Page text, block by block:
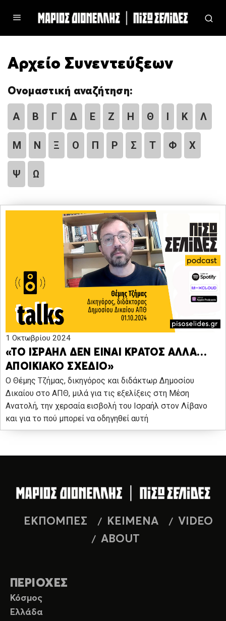
Αρχείο Συνεντεύξεων
Ονομαστική αναζήτηση:
Α Β Γ Δ Ε Ζ Η Θ Ι Κ Λ
Μ Ν Ξ Ο Π Ρ Σ Τ Φ Χ
Ψ Ω
1 Οκτωβρίου 2024
«ΤΟ ΙΣΡΑΗΛ ΔΕΝ ΕΙΝΑΙ ΚΡΑΤΟΣ ΑΛΛΑ…
ΑΠΟΙΚΙΑΚΟ ΣΧΕΔΙΟ»
Ο Θέμης Τζήμας, δικηγόρος και διδάκτωρ Δημοσίου
Δικαίου στο ΑΠΘ, μιλά για τις εξελίξεις στη Μέση
Ανατολή, την χερσαία εισβολή του Ισραήλ στον Λίβανο
και για το πού μπορεί να οδηγηθεί αυτή
ΕΚΠΟΜΠΕΣ ΚΕΙΜΕΝΑ
VIDEO
ABOUT
ΠΕΡΙΟΧΕΣ
Κόσμος
Ελλάδα